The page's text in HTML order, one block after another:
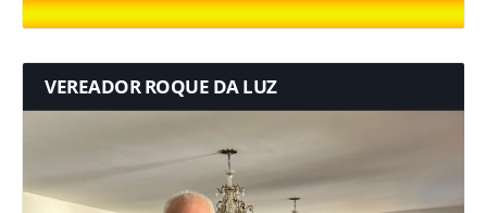
VEREADOR ROQUE DA LUZ